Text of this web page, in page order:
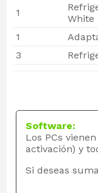
1
White
1
3
Software:
Los PCs
activación) y
Si deseas